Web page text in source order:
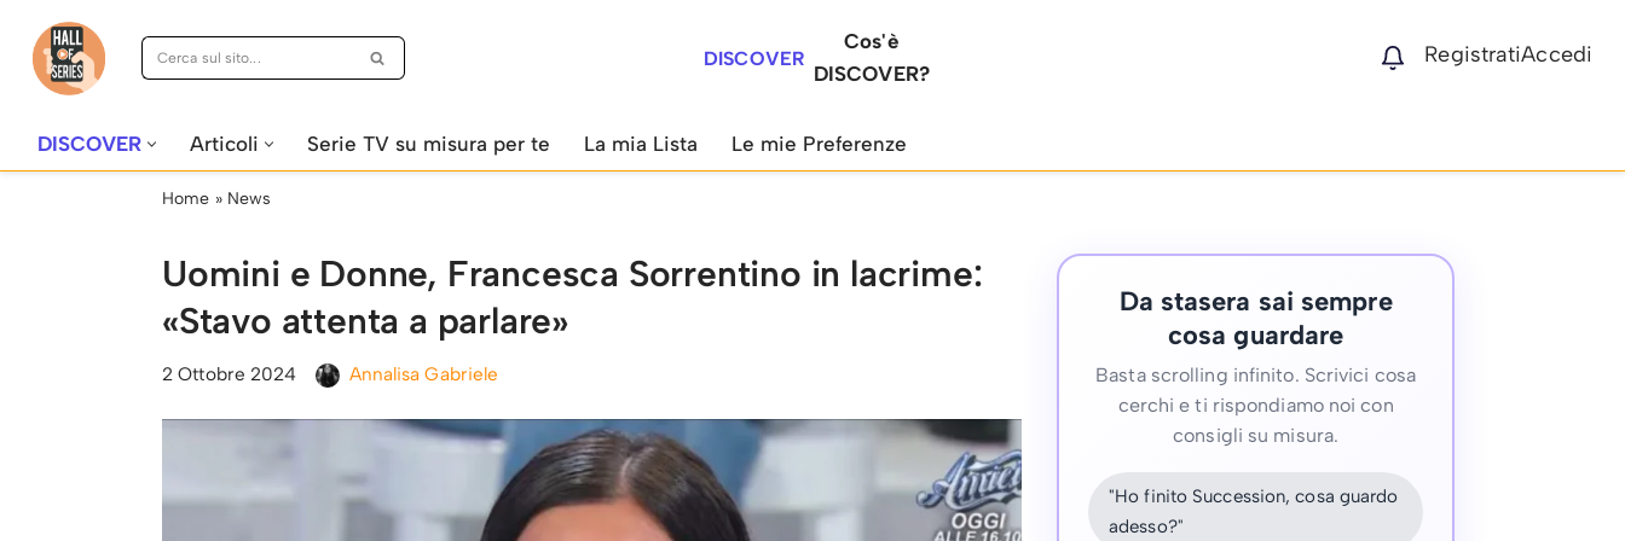
Vai
DISCOVER
Cos'è
DISCOVER?
RegistratiAccedi
DISCOVER Articoli Serie TV su misura per te La mia Lista Le mie Preferenze
Home » News
Uomini e Donne, Francesca Sorrentino in lacrime:
«Stavo attenta a parlare»
2 Ottobre 2024 Annalisa Gabriele
Da stasera sai sempre
cosa guardare
Basta scrolling infinito. Scrivici cosa
cerchi e ti rispondiamo noi con
consigli su misura.
"Ho finito Succession, cosa guardo
adesso?"